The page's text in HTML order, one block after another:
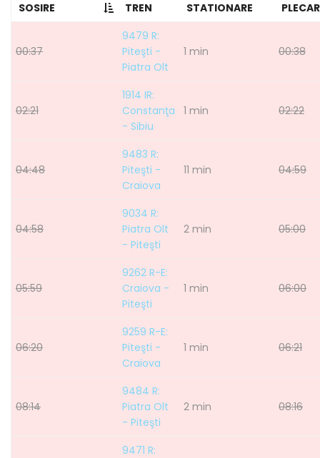
SOSIRE TREN STATIONARE
00:37
9479 R:
Piteşti -
Piatra Olt
1 min 00:38
02:21
1914 IR:
Constanţa
- Sibiu
1 min 02:22
04:48
9483 R:
Piteşti -
Craiova
11 min 04:59
04:58
9034 R:
Piatra Olt
- Piteşti
2 min 05:00
05:59
9262 R-E:
Craiova -
Piteşti
1 min 06:00
06:20
9259 R-E:
Piteşti -
Craiova
1 min 06:21
08:14
9484 R:
Piatra Olt
- Piteşti
2 min 08:16
9471 R: